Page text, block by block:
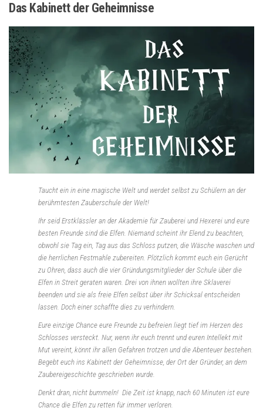
Das Kabinett der Geheimnisse
Taucht ein in eine magische Welt und werdet selbst zu Schülern an der
berühmtesten Zauberschule der Welt!
Ihr seid Erstklässler an der Akademie für Zauberei und Hexerei und eure
besten Freunde sind die Elfen. Niemand scheint ihr Elend zu beachten,
obwohl sie Tag ein, Tag aus das Schloss putzen, die Wäsche waschen und
die herrlichen Festmahle zubereiten. Plötzlich kommt euch ein Gerücht
zu Ohren, dass auch die vier Gründungsmitglieder der Schule über die
Elfen in Streit geraten waren. Drei von ihnen wollten ihre Sklaverei
beenden und sie als freie Elfen selbst über ihr Schicksal entscheiden
lassen. Doch einer schaffte dies zu verhindern.
Eure einzige Chance eure Freunde zu befreien liegt tief im Herzen des
Schlosses versteckt. Nur, wenn ihr euch trennt und euren Intellekt mit
Mut vereint, könnt ihr allen Gefahren trotzen und die Abenteuer bestehen.
Begebt euch ins Kabinett der Geheimnisse, der Ort der Gründer, an dem
Zaubereigeschichte geschrieben wurde.
Denkt dran, nicht bummeln! Die Zeit ist knapp, nach 60 Minuten ist eure
Chance die Elfen zu retten für immer verloren.